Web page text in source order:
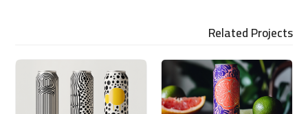
Related Projects